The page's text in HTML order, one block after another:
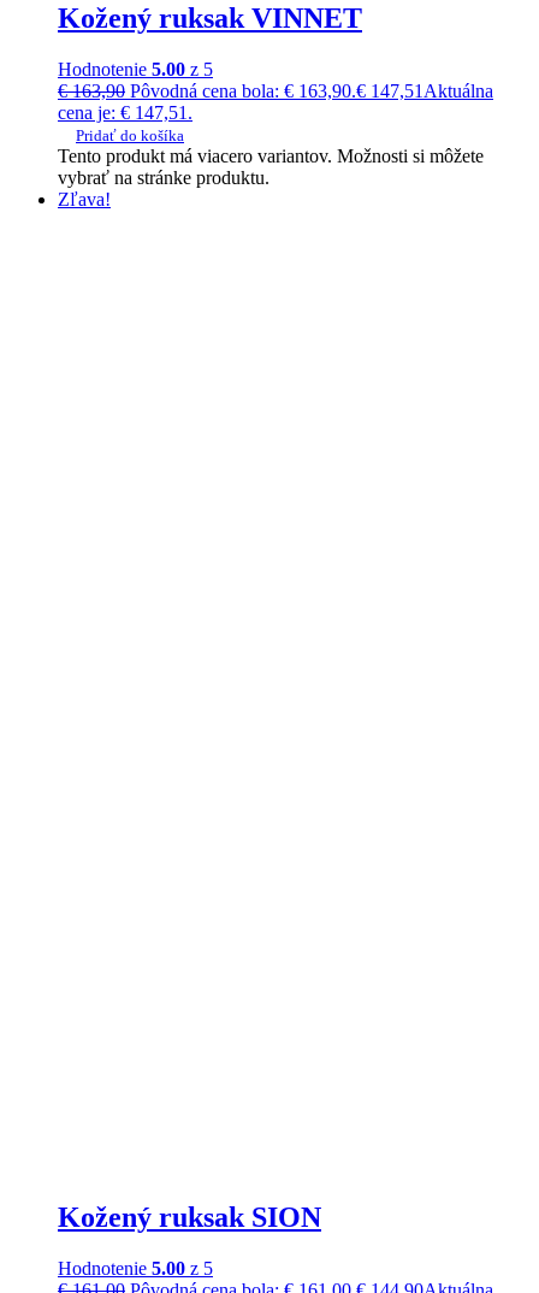
Kožený ruksak VINNET
Hodnotenie 5.00 z 5
€163,90 Pôvodná cena bola: € 163,90.€ 147,51 Aktuálna
cena je: € 147,51.
Pridať do košíka
Tento produkt má viacero variantov. Možnosti si môžete
vybrať na stránke produktu.
Zľava!
Kožený ruksak SION
Hodnotenie 5.00 z 5